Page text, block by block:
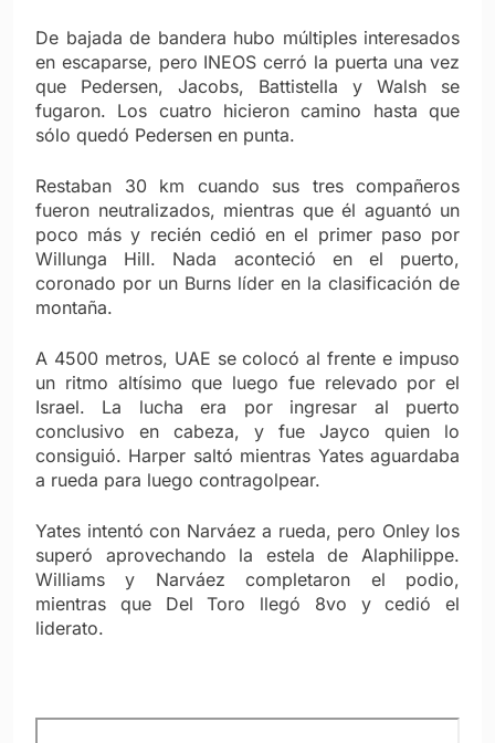
De bajada de bandera hubo múltiples interesados
en escaparse, pero INEOS cerró la puerta una vez
que Pedersen, Jacobs, Battistella y Walsh se
fugaron. Los cuatro hicieron camino hasta que
sólo quedó Pedersen en punta.
Restaban 30 km cuando sus tres compañeros
fueron neutralizados, mientras que él aguantó un
poco más y recién cedió en el primer paso por
Willunga Hill. Nada aconteció en el puerto,
coronado por un Burns líder en la clasificación de
montaña.
A 4500 metros, UAE se colocó al frente e impuso
un ritmo altísimo que luego fue relevado por el
Israel. La lucha era por ingresar al puerto
conclusivo en cabeza, y fue Jayco quien lo
consiguió. Harper saltó mientras Yates aguardaba
a rueda para luego contragolpear.
Yates intentó con Narváez a rueda, pero Onley los
superó aprovechando la estela de Alaphilippe.
Williams y Narváez completaron el podio,
mientras que Del Toro llegó 8vo y cedió el
liderato.